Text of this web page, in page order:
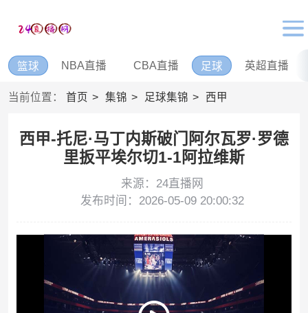
篮球 NBA直播 CBA直播 足球 英超直播
当前位置： 首页 集锦 足球集锦 西甲
西甲-托尼·马丁内斯破门阿尔瓦罗·罗德
里扳平埃尔切1-1阿拉维斯
来源：24直播网
发布时间：2026-05-09 20:00:32